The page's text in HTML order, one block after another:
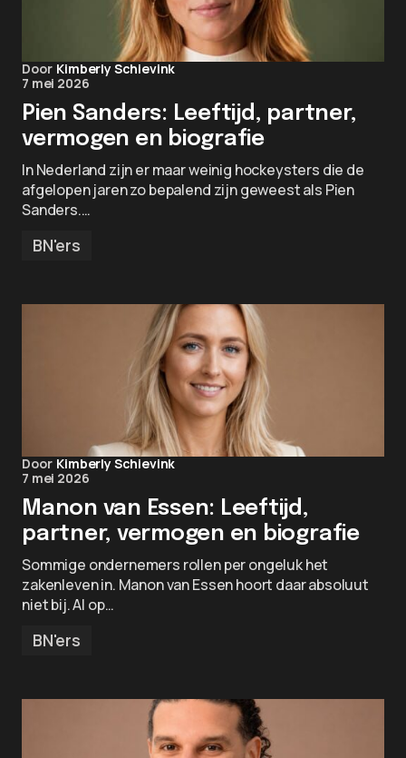
Door Kimberly Schievink
7 mei 2026
Pien Sanders: Leeftijd, partner,
vermogen en biografie
In Nederland zijn er maar weinig hockeysters die de
afgelopen jaren zo bepalend zijn geweest als Pien
Sanders.…
BN'ers
Door Kimberly Schievink
7 mei 2026
Manon van Essen: Leeftijd,
partner, vermogen en biografie
Sommige ondernemers rollen per ongeluk het
zakenleven in. Manon van Essen hoort daar absoluut
niet bij. Al op…
BN'ers